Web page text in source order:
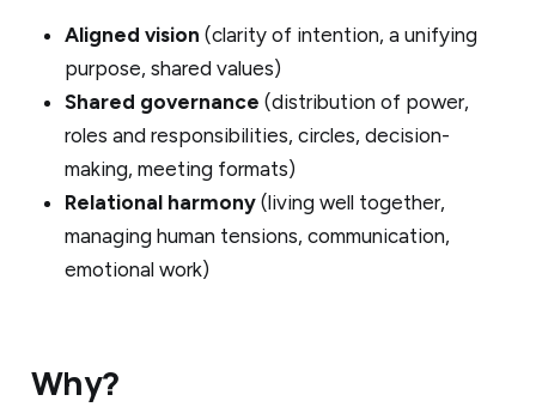
Aligned vision (clarity of intention, a unifying
purpose, shared values)
Shared governance (distribution of power,
roles and responsibilities, circles, decision-
making, meeting formats)
Relational harmony(living well together,
managing human tensions, communication,
emotional work)
Why?